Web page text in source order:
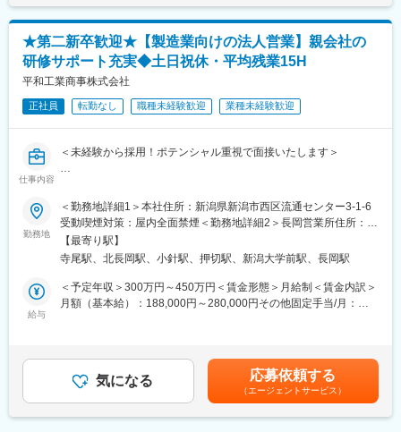
していきます。
■組織・風土
・未経験者の受け入れ実績が多数あり、ノウハウを惜しみなく共
有してくれる優しい先輩ばかりです。
不明点があっても気軽に相談できる環境ですのでご安心くださ
い。
・会社全体の約6割が中途入社の社員です！
・有給の平均取得日数12日
・男女ともに育休取得実績あり／女性の取得率は100%
・退職金制度、財形貯蓄、借上社宅制度、保養所あり
・休日休暇平均取得実績134日
変更の範囲：会社の定める業務
・顧客との雑談でニーズを把握し、開発や営業と情報共有し、よ
り良い製品開発に貢献していきます。マニュアル通りではなく、
機械を見ながら臨機応変に対応する面白さがあります。
・設備改造時には土日等の対応もあります。
・エリア：新潟、山形
■組織構成
■研修体制
・入社後約2～3週間は名古屋にて研修を予定しています。その間
・技術力を高めるための研修や資格取得支援制度も充実、製品知
識や顧客からの要望に応えるための知識を身につけて頂きますの
で、業務未経験の方でも安心して頂けます。
■未経験から専門技術を身につけられる環境
入社後は名古屋での研修やOJTを通じて、包装機械や設備保全に
関する知識を習得いただきます。
接関わる仕事に挑戦したい方に最適な環境です。
★第二新卒歓迎★【製造業向けの法人営業】親会社の
研修サポート充実◆土日祝休・平均残業15H
平和工業商事株式会社
正社員 転勤なし 職種未経験歓迎 業種未経験歓迎
仕事内容
＜未経験から採用！ポテンシャル重視で面接いたします＞
向けの装置や機器を取り扱う営業です。少数精鋭の組織となるた
め自分自身の営業力が身につく面白さと、親会社である株式会社
大谷商会（大正時代から続く老舗企業）のサポートもあるため、
少数企業のやりがいと、大きい企業の安定性がどちらもございま
す！
【業務の魅力】
・土日祝休み・有給も取りやすい環境（年5日より多く取得してお
ります）
・月平均残業も１５Hほどですので安心して働けます。
勤務地
＜勤務地詳細1＞本社住所：新潟県新潟市西区流通センター3-1-6
受動喫煙対策：屋内全面禁煙＜勤務地詳細2＞長岡営業所住所：新
潟県長岡市宝5丁目2-23 受動喫煙対策：屋内全面禁煙変更の範
囲：会社の定める事業所
【最寄り駅】
寺尾駅、北長岡駅、小針駅、押切駅、新潟大学前駅、長岡駅
給与
＜予定年収＞300万円～450万円＜賃金形態＞月給制＜賃金内訳＞
月額（基本給）：188,000円～280,000円その他固定手当/月：
残業手当＞有賃金はあくまでも目安の金額であり、選考を通じて
上下する可能性があります。月給(月額)は固定手当を含めた表記で
す。
気になる 応募依頼する
（エージェントサービス）